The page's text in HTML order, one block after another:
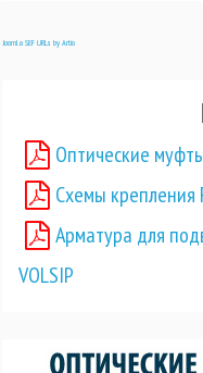
Joomla SEF URLs by Artio
Оптические
Схемы крепления
Арматура для
VOLSIP